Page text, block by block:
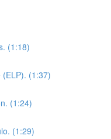
(1:18)
(ELP). (1:37)
(1:24)
(1:29)